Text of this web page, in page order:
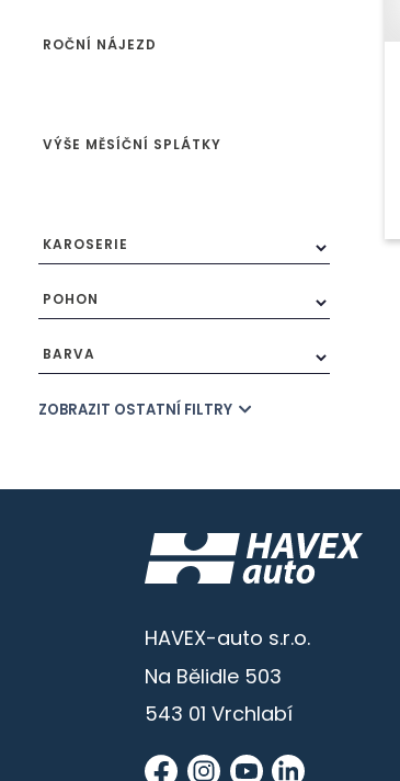
ROČNÍ NÁJEZD
VÝŠE MĚSÍČNÍ SPLÁTKY
KAROSERIE
POHON
BARVA
ZOBRAZIT OSTATNÍ FILTRY
HAVEX-auto s.r.o.
Na Bělidle 503
543 01 Vrchlabí